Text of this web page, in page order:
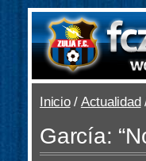
Inicio/ Actualidad
García: